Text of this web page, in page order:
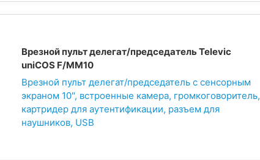
Врезной пульт делегат/председатель Televic
uniCOS F/MM10
Врезной пульт делегат/председатель с сенсорным
экраном 10", встроенные камера, громкоговоритель,
картридер для аутентификации, разъем для
наушников, USB